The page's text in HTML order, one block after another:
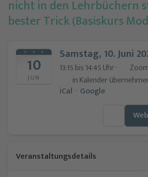
nicht in den Lehrbüchern
bester Trick (Basiskurs
10
JUN
Samstag, 10. Juni
13:15 bis 14:45 Uhr ·
in Kalender
iCal · Google
Veranstaltungsdetails